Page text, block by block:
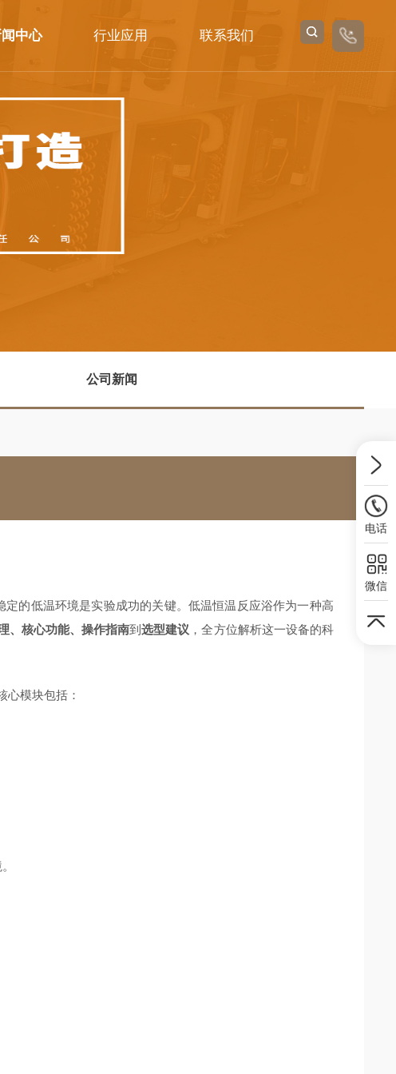
中心
司新闻
行业应用 联系我们
公司新闻
的低温环境是实验成功的关键。低温恒温反应浴作为一种高
、核心功能、操作指南到选型建议 ，全方位解析这一设备的科
心模块包括：
电话
微信